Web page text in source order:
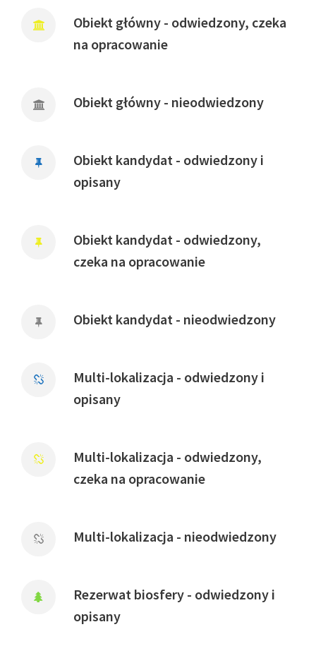
Obiekt główny - odwiedzony, czeka
na opracowanie
Obiekt główny - nieodwiedzony
Obiekt kandydat - odwiedzony i
opisany
Obiekt kandydat - odwiedzony,
czeka na opracowanie
Obiekt kandydat - nieodwiedzony
Multi-lokalizacja - odwiedzony i
opisany
Multi-lokalizacja - odwiedzony,
czeka na opracowanie
Multi-lokalizacja - nieodwiedzony
Rezerwat biosfery - odwiedzony i
opisany